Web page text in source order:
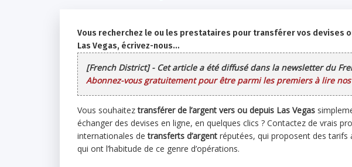
Vous recherchez le ou les prestataires pour transférer vos devises
Las Vegas, écrivez-nous…
[French District] - Cet article a été diffusé dans la newsletter du
Abonnez-vous gratuitement pour être parmi les premiers à lire
Vous souhaiteztransférer de l’argent vers ou depuis Las Vegas
échanger des devises en ligne, en quelques clics ? Contactez de vrais
internationales detransferts d’argent réputées, qui proposent des
qui ont l’habitude de ce genre d’opérations.